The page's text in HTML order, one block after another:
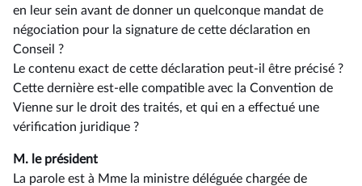
en leur sein avant de donner un quelconque mandat de
négociation pour la signature de cette déclaration en
Conseil ?
Le contenu exact de cette déclaration peut-il être précisé ?
Cette dernière est-elle compatible avec la Convention de
Vienne sur le droit des traités, et qui en a effectué une
vérification juridique ?
M. le président
La parole est à Mme la ministre déléguée chargée de